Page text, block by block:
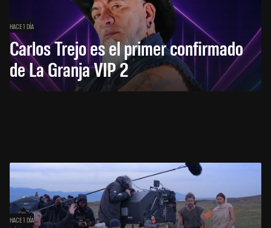
HACE 1 DÍA
Carlos Trejo es el primer confirmado
de La Granja VIP 2
HACE 1 DÍA